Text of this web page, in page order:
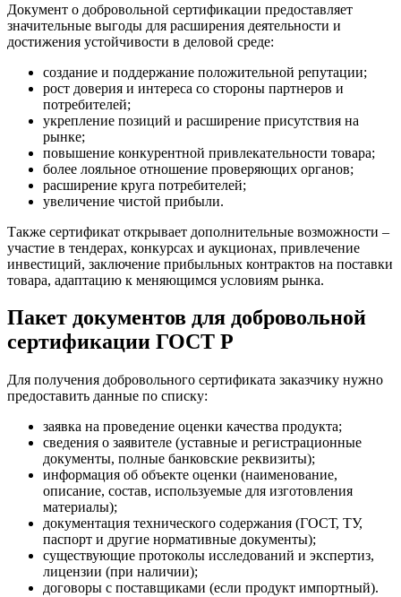
Документ о добровольной сертификации предоставляет
значительные выгоды для расширения деятельности и
достижения устойчивости в деловой среде:
создание и поддержание положительной репутации;
рост доверия и интереса со стороны партнеров и
потребителей;
укрепление позиций и расширение присутствия на
рынке;
повышение конкурентной привлекательности товара;
более лояльное отношение проверяющих органов;
расширение круга потребителей;
увеличение чистой прибыли.
Также сертификат открывает дополнительные возможности –
участие в тендерах, конкурсах и аукционах, привлечение
инвестиций, заключение прибыльных контрактов на поставки
товара, адаптацию к меняющимся условиям рынка.
Пакет документов для добровольной
сертификации ГОСТ Р
Для получения добровольного сертификата заказчику нужно
предоставить данные по списку:
заявка на проведение оценки качества продукта;
сведения о заявителе (уставные и регистрационные
документы, полные банковские реквизиты);
информация об объекте оценки (наименование,
описание, состав, используемые для изготовления
материалы);
документация технического содержания (ГОСТ, ТУ,
паспорт и другие нормативные документы);
существующие протоколы исследований и экспертиз,
лицензии (при наличии);
договоры с поставщиками (если продукт импортный).